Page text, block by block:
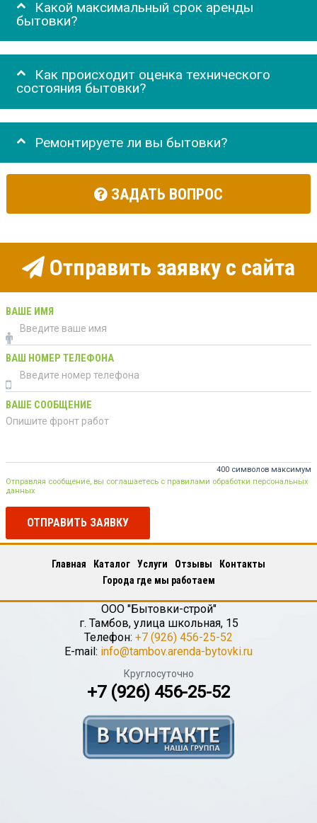
Какой максимальный срок аренды
бытовки?
Как происходит оценка технического
состояния бытовки?
Ремонтируете ли вы бытовки?
ЗАДАТЬ ВОПРОС
Отправить заявку с сайта
ВАШЕ ИМЯ
ВАШ НОМЕР ТЕЛЕФОНА
ВАШЕ СООБЩЕНИЕ
400 символов максимум
Отправляя сообщение, вы соглашаетесь с правилами обработки персональных
данных
ОТПРАВИТЬ ЗАЯВКУ
Главная Каталог Услуги Отзывы
Контакты
Города где мы работаем
ООО "Бытовки-строй"
г. Тамбов, улица школьная, 15
Телефон: +7 (926) 456-25-52
E-mail: info@tambov.arenda-bytovki.ru
Круглосуточно
+7 (926) 456-25-52